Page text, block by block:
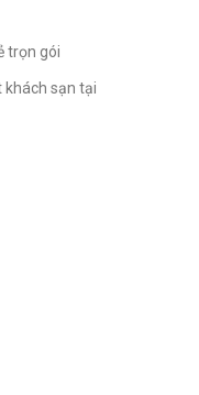
trọn gói
khách sạn tại